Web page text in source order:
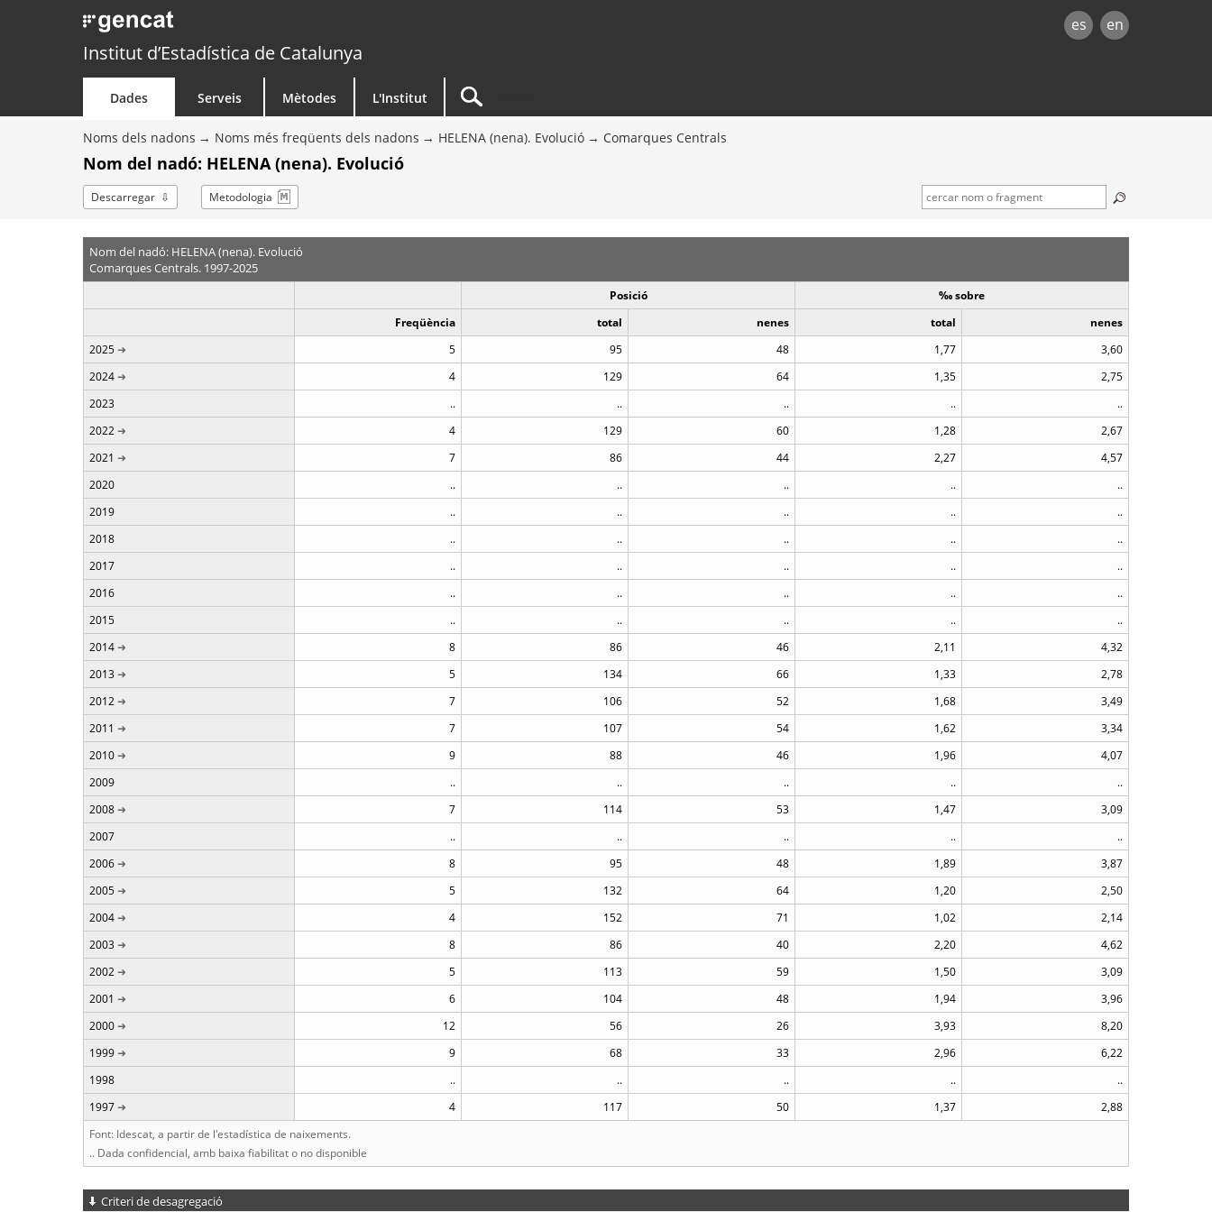
es en
Institut d’Estadística de Catalunya
Dades Serveis Mètodes L'Institut
Noms dels nadons Noms més freqüents dels nadons HELENA (nena). Evolució Comarques Centrals
Nom del nadó: HELENA (nena). Evolució
Descarregar Metodologia
Nom del nadó: HELENA (nena). Evolució
Comarques Centrals. 1997-2025
Posició
‰ sobre
Freqüència
total nenes total
nenes
2025
5 95 48 1,77
3,60
2024
4 129 64 1,35
2,75
2023
.. .. .. ..
..
2022
4 129 60 1,28
2,67
2021
7 86 44 2,27
4,57
2020
.. .. .. ..
..
2019
.. .. .. ..
..
2018
.. .. .. ..
..
2017
.. .. .. ..
..
2016
.. .. .. ..
..
2015
.. .. .. ..
..
2014
8 86 46 2,11
4,32
2013
5 134 66 1,33
2,78
2012
7 106 52 1,68
3,49
2011
7 107 54 1,62
3,34
2010
9 88 46 1,96
4,07
2009
.. .. .. ..
..
2008
7 114 53 1,47
3,09
2007
.. .. .. ..
..
2006
8 95 48 1,89
3,87
2005
5 132 64 1,20
2,50
2004
4 152 71 1,02
2,14
2003
8 86 40 2,20
4,62
2002
5 113 59 1,50
3,09
2001
6 104 48 1,94
3,96
2000
12 56 26 3,93
8,20
1999
9 68 33 2,96
6,22
1998
.. .. .. ..
..
1997
4 117 50 1,37
2,88
Font: Idescat, a partir de l'estadística de naixements.
.. Dada confidencial, amb baixa fiabilitat o no disponible
Criteri de desagregació